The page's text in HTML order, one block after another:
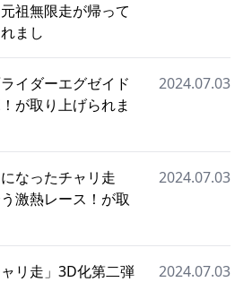
祖無限走が帰って
まし
イダーエグゼイド
が取り上げられま
2024.07.03
なったチャリ走
激熱レース！が取
2024.07.03
リ走」3D化第二弾
2024.07.03